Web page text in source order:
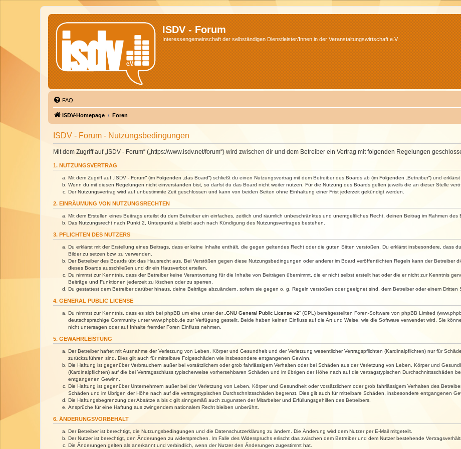
ISDV - Forum
Interessengemeinschaft der selbständigen Dienstleister/Innen in der Veranstaltungswirtschaft e.V.
FAQ
ISDV-Homepage Foren
ISDV - Forum - Nutzungsbedingungen
Mit dem Zugriff auf „ISDV - Forum“ („https://www.isdv.net/forum“) wird zwischen dir und dem Betreiber ein Vertrag mit folgenden Regelungen
1. NUTZUNGSVERTRAG
Mit dem Zugriff auf „ISDV - Forum“ (im Folgenden „das Board“) schließt du einen Nutzungsvertrag mit dem Betreiber des Boards ab (im Folgenden „Betreiber“) und
Wenn du mit diesen Regelungen nicht einverstanden bist, so darfst du das Board nicht weiter nutzen. Für die Nutzung des Boards gelten jeweils die an dieser Stelle
Der Nutzungsvertrag wird auf unbestimmte Zeit geschlossen und kann von beiden Seiten ohne Einhaltung einer Frist jederzeit gekündigt werden.
2. EINRÄUMUNG VON NUTZUNGSRECHTEN
Mit dem Erstellen eines Beitrags erteilst du dem Betreiber ein einfaches, zeitlich und räumlich unbeschränktes und unentgeltliches Recht, deinen Beitrag im Rahmen des
Das Nutzungsrecht nach Punkt 2, Unterpunkt a bleibt auch nach Kündigung des Nutzungsvertrages bestehen.
3. PFLICHTEN DES NUTZERS
Du erklärst mit der Erstellung eines Beitrags, dass er keine Inhalte enthält, die gegen geltendes Recht oder die guten Sitten verstoßen. Du erklärst insbesondere, dass
Bilder zu setzen bzw. zu verwenden.
Der Betreiber des Boards übt das Hausrecht aus. Bei Verstößen gegen diese Nutzungsbedingungen oder anderer im Board veröffentlichten Regeln kann der Betreiber
dieses Boards ausschließen und dir ein Hausverbot erteilen.
Du nimmst zur Kenntnis, dass der Betreiber keine Verantwortung für die Inhalte von Beiträgen übernimmt, die er nicht selbst erstellt hat oder die er nicht zur Kenntnis
Beiträge und Funktionen jederzeit zu löschen oder zu sperren.
Du gestattest dem Betreiber darüber hinaus, deine Beiträge abzuändern, sofern sie gegen o. g. Regeln verstoßen oder geeignet sind, dem Betreiber oder einem Dritten
4. GENERAL PUBLIC LICENSE
Du nimmst zur Kenntnis, dass es sich bei phpBB um eine unter der „ GNU General Public License v2“ (GPL) bereitgestellten Foren-Software von phpBB Limited
deutschsprachige Community unter www.phpbb.de zur Verfügung gestellt. Beide haben keinen Einfluss auf die Art und Weise, wie die Software verwendet wird. Sie
nicht untersagen oder auf Inhalte fremder Foren Einfluss nehmen.
5. GEWÄHRLEISTUNG
Der Betreiber haftet mit Ausnahme der Verletzung von Leben, Körper und Gesundheit und der Verletzung wesentlicher Vertragspflichten (Kardinalpflichten) nur für
zurückzuführen sind. Dies gilt auch für mittelbare Folgeschäden wie insbesondere entgangenen Gewinn.
Die Haftung ist gegenüber Verbrauchern außer bei vorsätzlichem oder grob fahrlässigem Verhalten oder bei Schäden aus der Verletzung von Leben, Körper und
(Kardinalpflichten) auf die bei Vertragsschluss typischerweise vorhersehbaren Schäden und im übrigen der Höhe nach auf die vertragstypischen Durchschnittsschäden
entgangenen Gewinn.
Die Haftung ist gegenüber Unternehmern außer bei der Verletzung von Leben, Körper und Gesundheit oder vorsätzlichem oder grob fahrlässigem Verhalten des
Schäden und im Übrigen der Höhe nach auf die vertragstypischen Durchschnittsschäden begrenzt. Dies gilt auch für mittelbare Schäden, insbesondere entgangenen
Die Haftungsbegrenzung der Absätze a bis c gilt sinngemäß auch zugunsten der Mitarbeiter und Erfüllungsgehilfen des Betreibers.
Ansprüche für eine Haftung aus zwingendem nationalem Recht bleiben unberührt.
6. ÄNDERUNGSVORBEHALT
Der Betreiber ist berechtigt, die Nutzungsbedingungen und die Datenschutzerklärung zu ändern. Die Änderung wird dem Nutzer per E-Mail mitgeteilt.
Der Nutzer ist berechtigt, den Änderungen zu widersprechen. Im Falle des Widerspruchs erlischt das zwischen dem Betreiber und dem Nutzer bestehende
Die Änderungen gelten als anerkannt und verbindlich, wenn der Nutzer den Änderungen zugestimmt hat.